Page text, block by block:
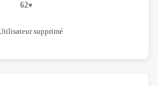
62
supprimé